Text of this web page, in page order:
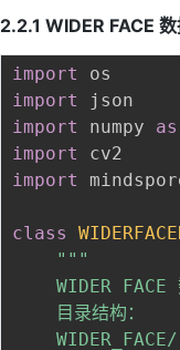
2.2.1 WIDER FACE 数
import
import
import
numpy as
import
import
class
"""
WIDER FACE
    目录结构：
    WIDER_FACE/